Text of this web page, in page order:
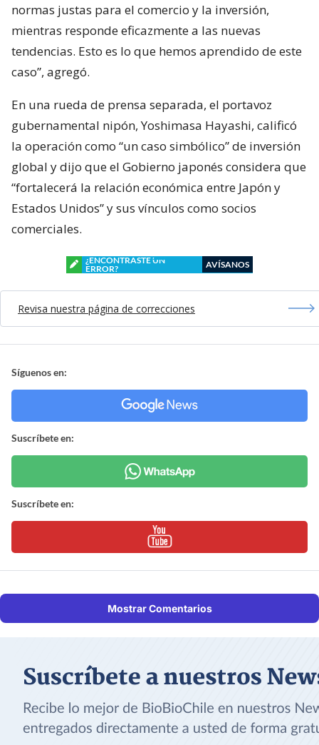
normas justas para el comercio y la inversión,
mientras responde eficazmente a las nuevas
tendencias. Esto es lo que hemos aprendido de este
caso”, agregó.
En una rueda de prensa separada, el portavoz
gubernamental nipón, Yoshimasa Hayashi, calificó
la operación como “un caso simbólico” de inversión
global y dijo que el Gobierno japonés considera que
“fortalecerá la relación económica entre Japón y
Estados Unidos” y sus vínculos como socios
comerciales.
¿ENCONTRASTE UN
ERROR?
AVÍSANOS
Revisa nuestra página de correcciones
Síguenos en:
Suscríbete en:
Suscríbete en:
Mostrar Comentarios